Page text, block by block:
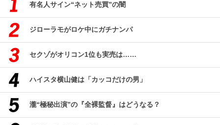
有名人サイン“ネット売買”の闇
ジローラモがロケ中にガチナンパ
セクゾがオリコン1位も実売は……
ハイスタ横山健は「カッコだけの男」
瀧“極秘出演”の『全裸監督』はどうなる？